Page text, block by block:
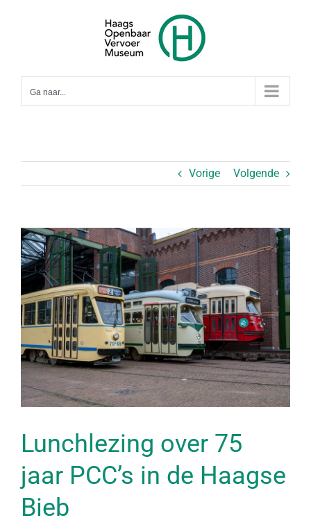
Ga naar...
Vorige Volgende
Bekijk
grotere
afbeelding
Lunchlezing over 75
jaar PCC’s in de Haagse
Bieb